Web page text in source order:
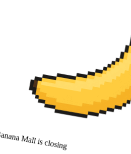
Mall is closing